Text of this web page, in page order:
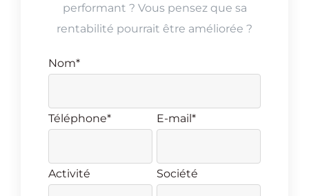
performant ? Vous pensez que sa
rentabilité pourrait être améliorée ?
Nom*
Téléphone*
Activité
E-mail*
Société